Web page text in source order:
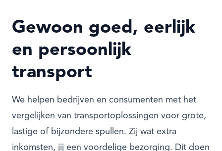
Gewoon goed, eerlijk
en persoonlijk
transport
We helpen bedrijven en consumenten met het
vergelijken van transportoplossingen voor grote,
lastige of bijzondere spullen. Zij wat extra
inkomsten, jij een voordelige bezorging. Dit doen